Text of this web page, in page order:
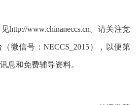
http://www.chinaneccs.cn。请关注竞
微信号：NECCS_2015），以便第
息和免费辅导资料。